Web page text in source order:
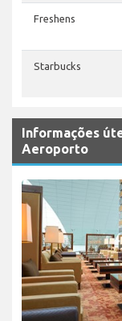
Freshens
Starbucks
Informações
Aeroporto